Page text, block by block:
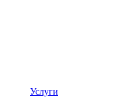
Услуги